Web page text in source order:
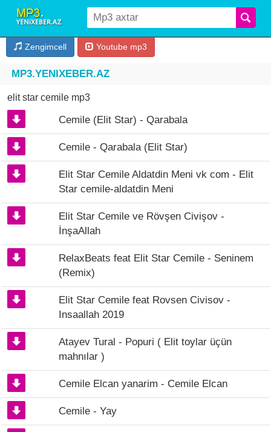
Zengimcell Youtube mp3
MP3.YENIXEBER.AZ
elit star cemile mp3
Cemile (Elit Star) - Qarabala
Cemile - Qarabala (Elit Star)
Elit Star Cemile Aldatdin Meni vk com - Elit
Star cemile-aldatdin Meni
Elit Star Cemile ve Rövşen Civişov -
İnşaAllah
RelaxBeats feat Elit Star Cemile - Seninem
(Remix)
Elit Star Cemile feat Rovsen Civisov -
Insaallah 2019
Atayev Tural - Popuri ( Elit toylar üçün
mahnılar )
Cemile Elcan yanarim - Cemile Elcan
Cemile - Yay